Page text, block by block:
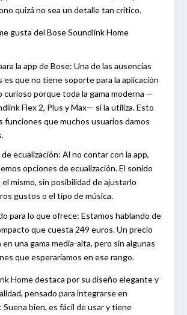
quizá no sea un detalle tan crítico.
gusta del Bose Soundlink Home
la app de Bose:Una de las ausencias
es que no tiene soporte para la aplicación
curioso porque toda la gama moderna —
Flex 2, Plus y Max— sí la utiliza. Esto
funciones que muchos usuarios damos
de ecualización:Al no contar con la app,
opciones de ecualización. El sonido
mismo, sin posibilidad de ajustarlo
gustos o el tipo de música.
para lo que ofrece:Estamos hablando de
que cuesta 249 euros. Un precio
en una gama media-alta, pero sin algunas
que esperaríamos en ese rango.
Home destaca por su diseño elegante y
pensado para integrarse en
Suena bien, es fácil de usar y tiene